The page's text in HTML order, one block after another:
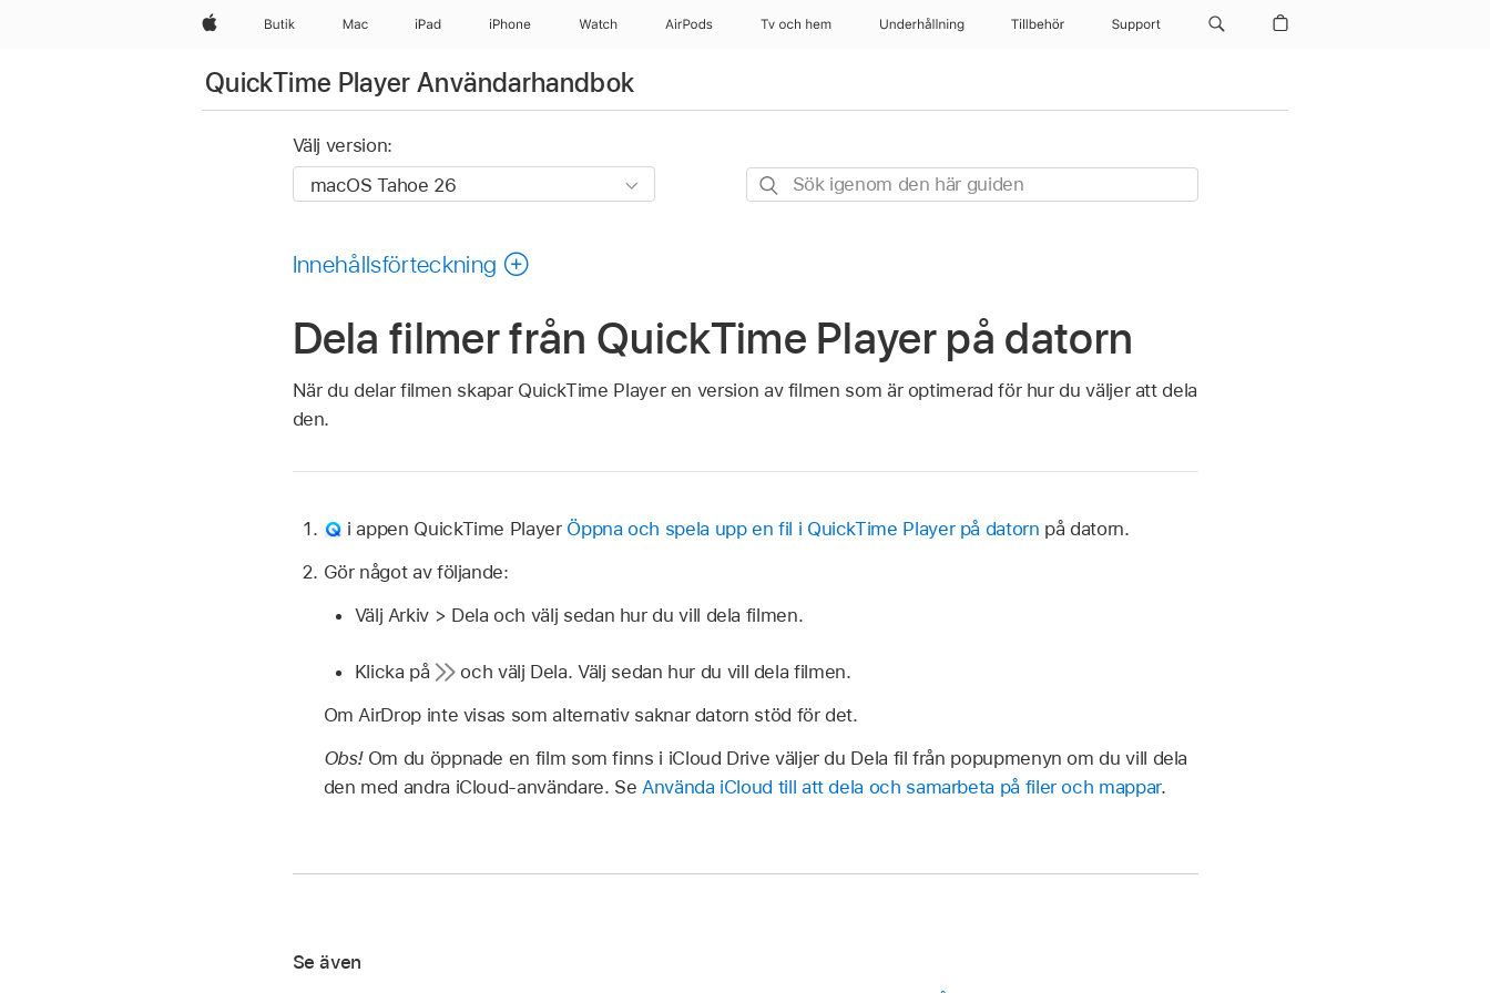
AppleButik Mac iPad iPhone Watch AirPods Tv och hem Underhållning Tillbehör Support
QuickTime Player Användarhandbok
Välj version:
Sök
Innehållsförteckning
Dela filmer från QuickTime Player på datorn
När du delar filmen skapar QuickTime Player en version av filmen som är optimerad för hur du väljer att dela
den.
i appen QuickTime Player Öppna och spela upp en fil i QuickTime Player på datorn på datorn.
Gör något av följande:
Välj Arkiv > Dela och välj sedan hur du vill dela filmen.
Klicka på
och välj Dela. Välj sedan hur du vill dela filmen.
Om AirDrop inte visas som alternativ saknar datorn stöd för det.
Obs! Om du öppnade en film som finns i iCloud Drive väljer du Dela fil från popupmenyn om du vill dela
den med andra iCloud-användare. Se Använda iCloud till att dela och samarbeta på filer och mappar.
Se även